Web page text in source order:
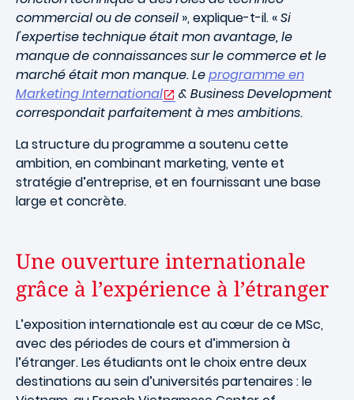
commercial ou de conseil », explique-t-il. «Si
l'expertise technique était mon avantage, le
manque de connaissances sur le commerce et le
marché était mon manque. Leprogramme en
Marketing International
& Business Development
correspondait parfaitement à mes ambitions.
La structure du programme a soutenu cette
ambition, en combinant marketing, vente et
stratégie d’entreprise, et en fournissant une base
large et concrète.
Une ouverture internationale
grâce à l’expérience à l’étranger
L’exposition internationale est au cœur de ce MSc,
avec des périodes de cours et d’immersion à
l’étranger. Les étudiants ont le choix entre deux
destinations au sein d’universités partenaires : le